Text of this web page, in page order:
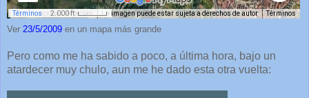
Ver 23/5/2009 en un mapa más grande
Pero como me ha sabido a poco, a última hora, bajo un
atardecer muy chulo, aun me he dado esta otra vuelta: